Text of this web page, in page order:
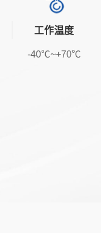
工作温度
-40℃~+70℃